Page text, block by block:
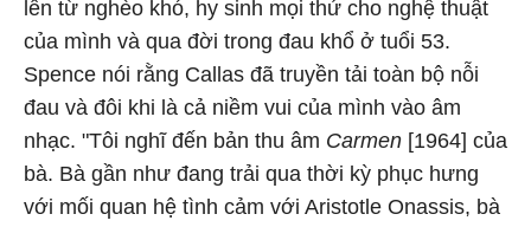
lên từ nghèo khó, hy sinh mọi thứ cho nghệ thuật
của mình và qua đời trong đau khổ ở tuổi 53.
Spence nói rằng Callas đã truyền tải toàn bộ nỗi
đau và đôi khi là cả niềm vui của mình vào âm
nhạc. "Tôi nghĩ đến bản thu âm Carmen [1964] của
bà. Bà gần như đang trải qua thời kỳ phục hưng
với mối quan hệ tình cảm với Aristotle Onassis, bà